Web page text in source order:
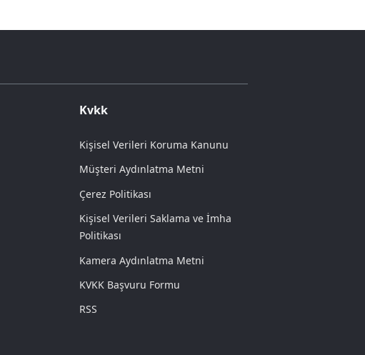
Kvkk
Kişisel Verileri Koruma Kanunu
Müşteri Aydınlatma Metni
Çerez Politikası
Kişisel Verileri Saklama ve İmha
Politikası
Kamera Aydınlatma Metni
KVKK Başvuru Formu
RSS